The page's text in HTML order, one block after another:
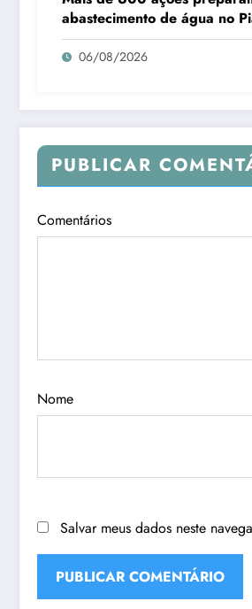
abastecimento de água no
para o B-R-O-BRÓ
06/08/2026
PUBLICAR
Comentários
Nome
Salvar meus dados neste